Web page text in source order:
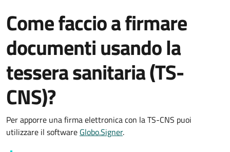
Come faccio a firmare
documenti usando la
tessera sanitaria (TS-
CNS)?
Per apporre una firma elettronica con la TS-CNS puoi
utilizzare il software Globo.Signer.